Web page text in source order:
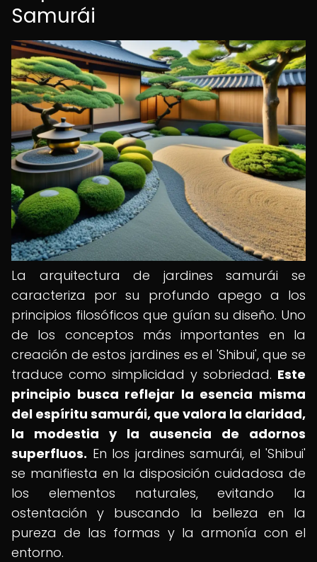
Samurái
La arquitectura de jardines samurái se
caracteriza por su profundo apego a los
principios filosóficos que guían su diseño. Uno
de los conceptos más importantes en la
creación de estos jardines es el 'Shibui', que se
traduce como simplicidad y sobriedad. Este
principio busca reflejar la esencia misma
del espíritu samurái, que valora la claridad,
la modestia y la ausencia de adornos
superfluos. En los jardines samurái, el 'Shibui'
se manifiesta en la disposición cuidadosa de
los elementos naturales, evitando la
ostentación y buscando la belleza en la
pureza de las formas y la armonía con el
entorno.